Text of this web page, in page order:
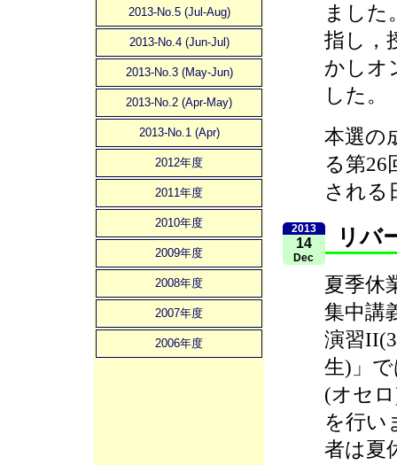
2013-No.5 (Jul-Aug)
2013-No.4 (Jun-Jul)
2013-No.3 (May-Jun)
2013-No.2 (Apr-May)
2013-No.1 (Apr)
2012年度
2011年度
2010年度
2009年度
2008年度
2007年度
2006年度
ました
指し，
かしオ
した。
本選の
る第26
される
2013
14
Dec
リバ
夏季休
集中講
演習
生)」
(オセ
を行い
者は夏